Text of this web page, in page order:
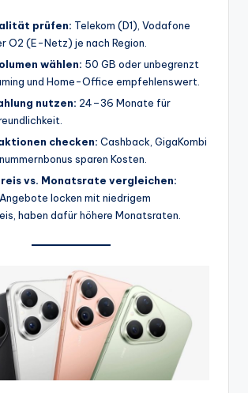
prüfen: Telekom (D1), Vodafone
O2 (E-Netz) je nach Region.
wählen: 50 GB oder unbegrenzt
und Home-Office empfehlenswert.
nutzen: 24–36 Monate für
checken: Cashback, GigaKombi
sparen Kosten.
vs. Monatsrate vergleichen:
locken mit niedrigem
haben dafür höhere Monatsraten.